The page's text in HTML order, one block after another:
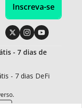
Inscreva-se
- 7 dias de
- 7 dias DeFi